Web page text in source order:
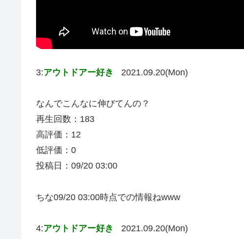
3:アウトドアー好き 2021.09.20(Mon)
なんでこんなに伸びてんの？
再生回数：183
高評価：12
低評価：0
投稿日：09/20 03:00
ちな09/20 03:00時点での情報ねwww
4:アウトドアー好き 2021.09.20(Mon)